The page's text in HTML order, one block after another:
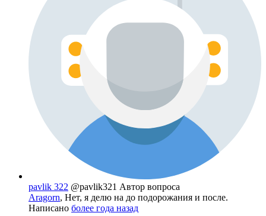
pavlik 322 @pavlik321 Автор вопроса
Aragorn, Нет, я делю на до подорожания и после.
Написано более года назад